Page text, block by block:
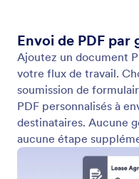
d'approbation dans
automatiquement les
approuver les